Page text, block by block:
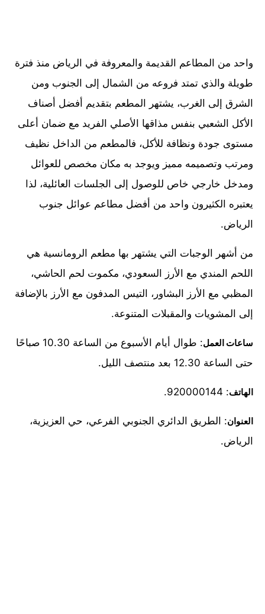
واحد من المطاعم القديمة والمعروفة في الرياض منذ فترة
طويلة والذي تمتد فروعه من الشمال إلى الجنوب ومن
الشرق إلى الغرب، يشتهر المطعم بتقديم أفضل أصناف
الأكل الشعبي بنفس مذاقها الأصلي الفريد مع ضمان أعلى
مستوى جودة ونظافة للأكل، فالمطعم من الداخل نظيف
ومرتب وتصميمه مميز ويوجد به مكان مخصص للعوائل
ومدخل خارجي خاص للوصول إلى الجلسات العائلية، لذا
يعتبره الكثيرون واحد من أفضل مطاعم عوائل جنوب
الرياض.
من أشهر الوجبات التي يشتهر بها مطعم الرومانسية هي
اللحم المندي مع الأرز السعودي، مكموت لحم الحاشي،
المظبي مع الأرز البشاور، التيس المدفون مع الأرز بالإضافة
إلى المشويات والمقبلات المتنوعة.
ساعات العمل
: طوال أيام الأسبوع من الساعة 10.30 صباحًا
حتى الساعة 12.30 بعد منتصف الليل.
الهاتف: 920000144.
العنوان: الطريق الدائري الجنوبي الفرعي، حي العزيزية،
الرياض.